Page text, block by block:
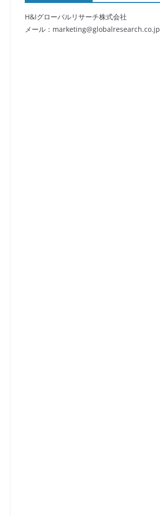
H&Iグローバルリサーチ株式会社
メール：marketing@globalresearch.co.jp